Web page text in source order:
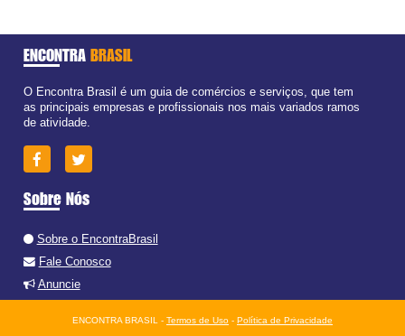
ENCONTRA BRASIL
O Encontra Brasil é um guia de comércios e serviços, que tem
as principais empresas e profissionais nos mais variados ramos
de atividade.
Sobre Nós
Sobre o EncontraBrasil
Fale Conosco
Anuncie
ENCONTRA BRASIL - Termos de Uso - Política de Privacidade